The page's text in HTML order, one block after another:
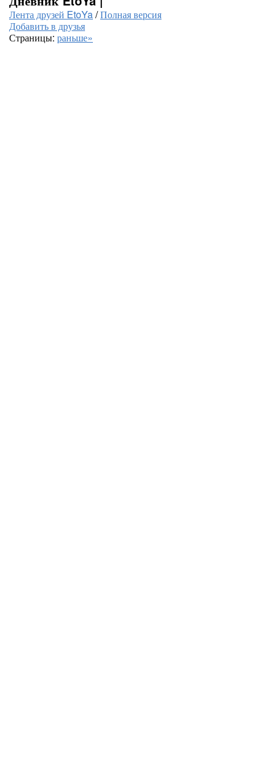
Лента друзей EtoYa/Полная версия
Добавить в друзья
Страницы: раньше»